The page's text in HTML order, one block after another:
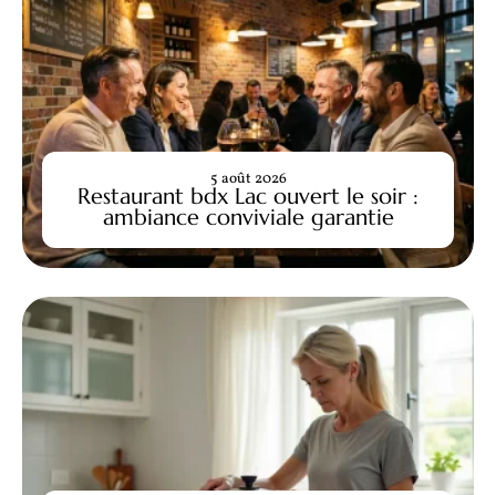
Restaurant bdx Lac ouvert le soir :
ambiance conviviale garantie
5 août 2026